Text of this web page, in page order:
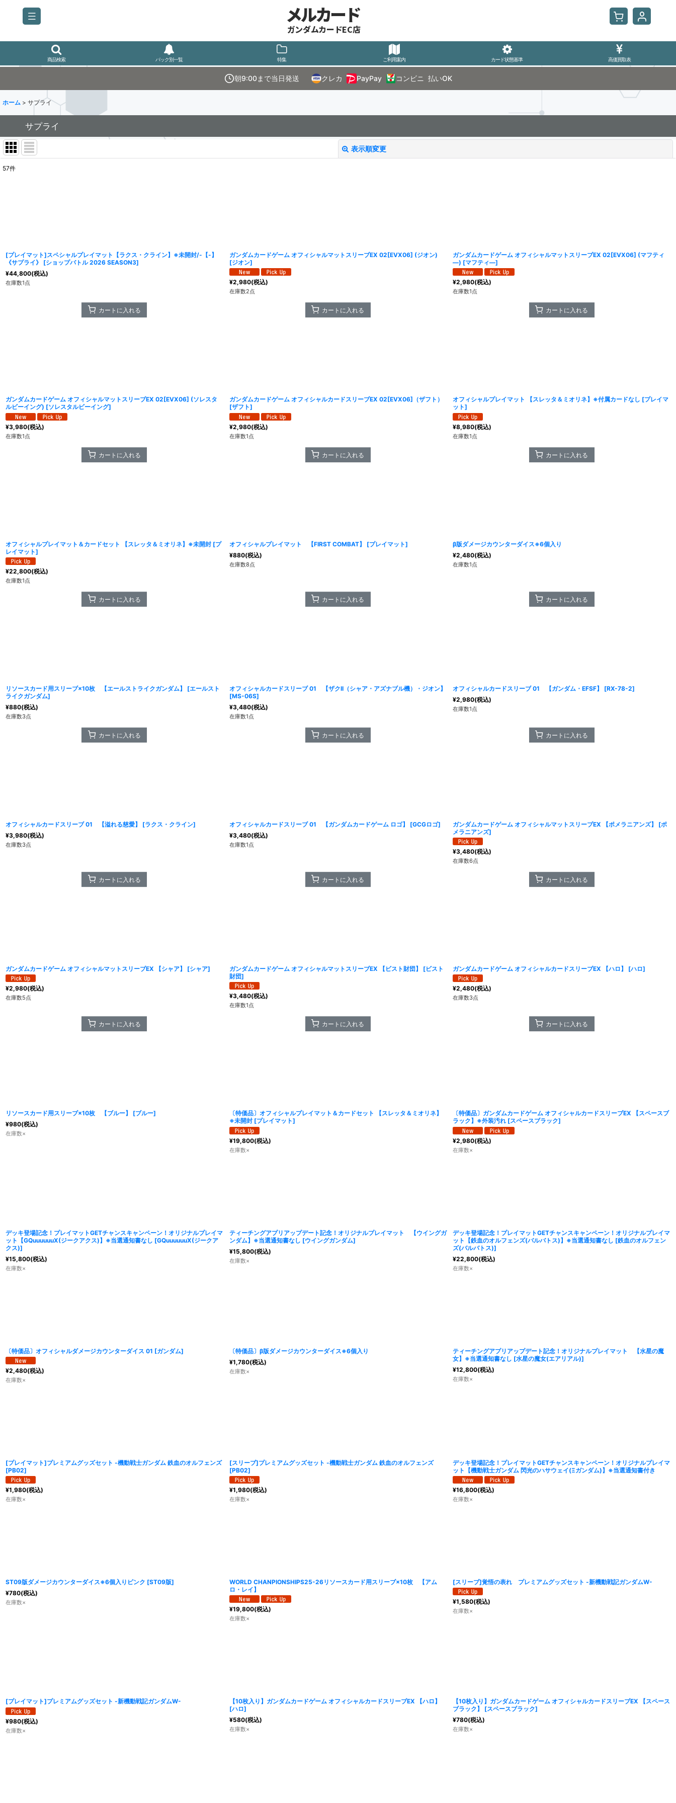
メルカード
ガンダムカードEC店
商品検索 パック別一覧 特集 ご利用案内 カード状態基準 高価買取表
朝9:00まで当日発送 クレカ PayPay コンビニ 払いOK
ホーム > サプライ
サプライ
表示順変更
57件
[プレイマット]スペシャルプレイマット【ラクス・クライン】※未開封/-【-】
《サプライ》
[ショップバトル 2026 SEASON3]
¥44,800(税込)
在庫数1点
カートに入れる
ガンダムカードゲーム オフィシャルマットスリーブEX 02[EVX06] (ジオン)
[ジオン]
¥2,980(税込)
在庫数2点
カートに入れる
ガンダムカードゲーム オフィシャルマットスリーブEX 02[EVX06] (マフティ
―) [マフティ―]
¥2,980(税込)
在庫数1点
カートに入れる
ガンダムカードゲーム オフィシャルマットスリーブEX 02[EVX06] (ソレスタ
ルビーイング) [ソレスタルビーイング]
¥3,980(税込)
在庫数1点
カートに入れる
ガンダムカードゲーム オフィシャルカードスリーブEX 02[EVX06]（ザフト）
[ザフト]
¥2,980(税込)
在庫数1点
カートに入れる
オフィシャルプレイマット 【スレッタ＆ミオリネ】※付属カードなし [プレイマ
ット]
¥8,980(税込)
在庫数1点
カートに入れる
オフィシャルプレイマット＆カードセット 【スレッタ＆ミオリネ】※未開封 [プ
レイマット]
¥22,800(税込)
在庫数1点
カートに入れる
オフィシャルプレイマット 【FIRST COMBAT】 [プレイマット]
¥880(税込)
在庫数8点
カートに入れる
β版ダメージカウンターダイス※6個入り
¥2,480(税込)
在庫数1点
カートに入れる
リソースカード用スリーブ×10枚 【エールストライクガンダム】 [エールスト
ライクガンダム]
¥880(税込)
在庫数3点
カートに入れる
オフィシャルカードスリーブ 01 【ザクII（シャア・アズナブル機）・ジオン】
[MS-06S]
¥3,480(税込)
在庫数1点
カートに入れる
オフィシャルカードスリーブ 01 【ガンダム・EFSF】 [RX-78-2]
¥2,980(税込)
在庫数1点
カートに入れる
オフィシャルカードスリーブ 01 【溢れる慈愛】 [ラクス・クライン]
¥3,980(税込)
在庫数3点
カートに入れる
オフィシャルカードスリーブ 01 【ガンダムカードゲーム ロゴ】 [GCGロゴ]
¥3,480(税込)
在庫数1点
カートに入れる
ガンダムカードゲーム オフィシャルマットスリーブEX 【ポメラニアンズ】 [ポ
メラニアンズ]
¥3,480(税込)
在庫数6点
カートに入れる
ガンダムカードゲーム オフィシャルマットスリーブEX 【シャア】 [シャア]
¥2,980(税込)
在庫数5点
カートに入れる
ガンダムカードゲーム オフィシャルマットスリーブEX 【ビスト財団】 [ビスト
財団]
¥3,480(税込)
在庫数1点
カートに入れる
ガンダムカードゲーム オフィシャルカードスリーブEX 【ハロ】 [ハロ]
¥2,480(税込)
在庫数3点
カートに入れる
リソースカード用スリーブ×10枚 【ブルー】 [ブルー]
¥980(税込)
在庫数×
〔特価品〕オフィシャルプレイマット＆カードセット 【スレッタ＆ミオリネ】
※未開封 [プレイマット]
¥19,800(税込)
在庫数×
〔特価品〕ガンダムカードゲーム オフィシャルカードスリーブEX 【スペースブ
ラック】※外装汚れ [スペースブラック]
¥2,980(税込)
在庫数×
デッキ登場記念！プレイマットGETチャンスキャンペーン！オリジナルプレイマ
ット【GQuuuuuuX(ジークアクス)】※当選通知書なし [GQuuuuuuX(ジークア
クス)]
¥15,800(税込)
在庫数×
ティーチングアプリアップデート記念！オリジナルプレイマット 【ウイングガ
ンダム】※当選通知書なし [ウイングガンダム]
¥15,800(税込)
在庫数×
デッキ登場記念！プレイマットGETチャンスキャンペーン！オリジナルプレイマ
ット【鉄血のオルフェンズ(バルバトス)】※当選通知書なし [鉄血のオルフェン
ズ(バルバトス)]
¥22,800(税込)
在庫数×
〔特価品〕オフィシャルダメージカウンターダイス 01 [ガンダム]
¥2,480(税込)
在庫数×
〔特価品〕β版ダメージカウンターダイス※6個入り
¥1,780(税込)
在庫数×
ティーチングアプリアップデート記念！オリジナルプレイマット 【水星の魔
女】※当選通知書なし [水星の魔女(エアリアル)]
¥12,800(税込)
在庫数×
[プレイマット]プレミアムグッズセット -機動戦士ガンダム 鉄血のオルフェンズ
[PB02]
¥1,980(税込)
在庫数×
[スリーブ]プレミアムグッズセット -機動戦士ガンダム 鉄血のオルフェンズ
[PB02]
¥1,980(税込)
在庫数×
デッキ登場記念！プレイマットGETチャンスキャンペーン！オリジナルプレイマ
ット【機動戦士ガンダム 閃光のハサウェイ(Ξガンダム)】※当選通知書付き
¥16,800(税込)
在庫数×
ST09版ダメージカウンターダイス※6個入りピンク [ST09版]
¥780(税込)
在庫数×
WORLD CHANPIONSHIPS25-26リソースカード用スリーブ×10枚 【アム
ロ・レイ】
¥19,800(税込)
在庫数×
[スリーブ]覚悟の表れ プレミアムグッズセット -新機動戦記ガンダムW-
¥1,580(税込)
在庫数×
[プレイマット]プレミアムグッズセット -新機動戦記ガンダムW-
¥980(税込)
在庫数×
【10枚入り】ガンダムカードゲーム オフィシャルカードスリーブEX 【ハロ】
[ハロ]
¥580(税込)
在庫数×
【10枚入り】ガンダムカードゲーム オフィシャルカードスリーブEX 【スペース
ブラック】
[スペースブラック]
¥780(税込)
在庫数×